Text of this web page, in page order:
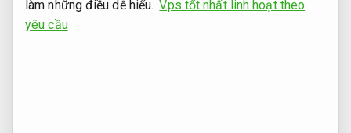
làm những điều dễ hiểu. Vps tốt nhất linh hoạt theo
yêu cầu